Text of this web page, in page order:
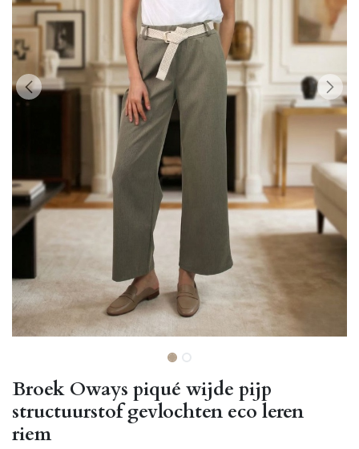
Broek Oways piqué wijde pijp
structuurstof gevlochten eco leren
riem